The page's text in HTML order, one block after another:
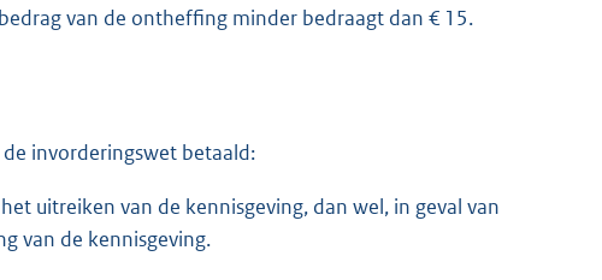
van de ontheffing minder bedraagt dan € 15.
invorderingswet betaald:
uitreiken van de kennisgeving, dan wel, in geval van
van de kennisgeving.